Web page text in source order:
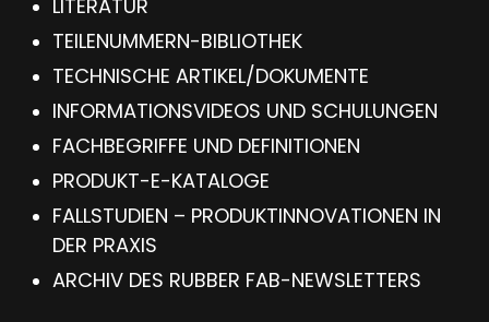
LITERATUR
TEILENUMMERN-BIBLIOTHEK
TECHNISCHE ARTIKEL/DOKUMENTE
INFORMATIONSVIDEOS UND SCHULUNGEN
FACHBEGRIFFE UND DEFINITIONEN
PRODUKT-E-KATALOGE
FALLSTUDIEN – PRODUKTINNOVATIONEN IN
DER PRAXIS
ARCHIV DES RUBBER FAB-NEWSLETTERS